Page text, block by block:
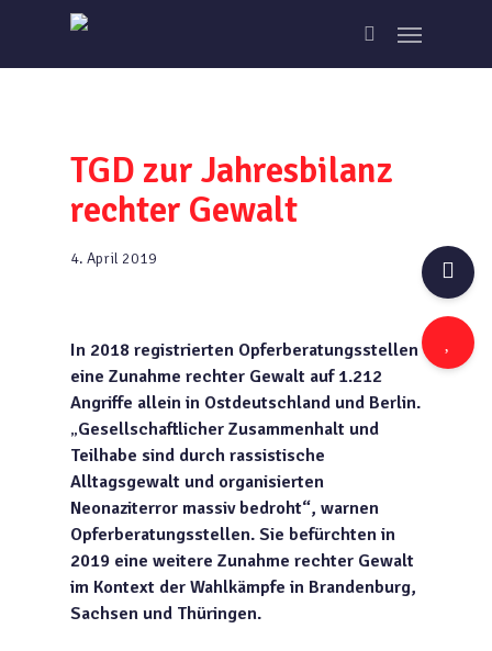
main
search
Menu
TGD zur Jahresbilanz
rechter Gewalt
4. April 2019
In 2018 registrierten Opferberatungsstellen
eine Zunahme rechter Gewalt auf 1.212
Angriffe allein in Ostdeutschland und Berlin.
„Gesellschaftlicher Zusammenhalt und
Teilhabe sind durch rassistische
Alltagsgewalt und organisierten
Neonaziterror massiv bedroht“, warnen
Opferberatungsstellen. Sie befürchten in
2019 eine weitere Zunahme rechter Gewalt
im Kontext der Wahlkämpfe in Brandenburg,
Sachsen und Thüringen.